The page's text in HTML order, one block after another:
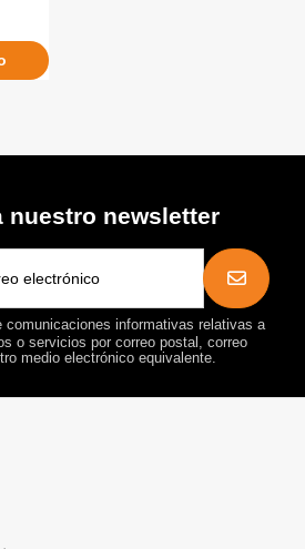
nuestro newsletter
comunicaciones informativas relativas a
o servicios por correo postal, correo
medio electrónico equivalente.